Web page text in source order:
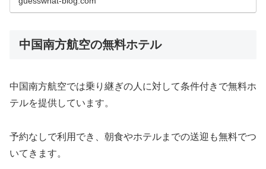
中国南方航空の無料ホテル
中国南方航空では乗り継ぎの人に対して条件付きで無料ホ
テルを提供しています。
予約なしで利用でき、朝食やホテルまでの送迎も無料でつ
いてきます。